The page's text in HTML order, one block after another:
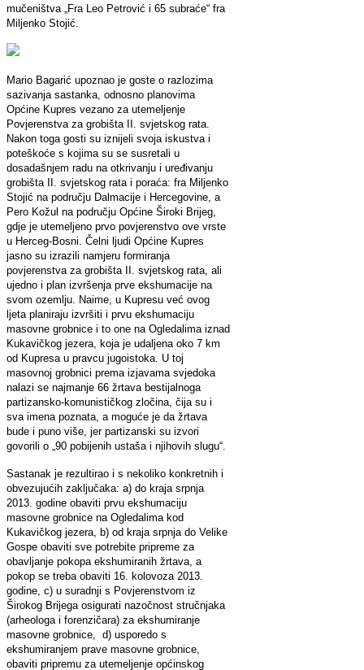
mučeništva „Fra Leo Petrović i 65 subraće“ fra
Miljenko Stojić.
Mario Bagarić upoznao je goste o razlozima
sazivanja sastanka, odnosno planovima
Općine Kupres vezano za utemeljenje
Povjerenstva za grobišta II. svjetskog rata.
Nakon toga gosti su iznijeli svoja iskustva i
poteškoće s kojima su se susretali u
dosadašnjem radu na otkrivanju i uređivanju
grobišta II. svjetskog rata i poraća: fra Miljenko
Stojić na području Dalmacije i Hercegovine, a
Pero Kožul na području Općine Široki Brijeg,
gdje je utemeljeno prvo povjerenstvo ove vrste
u Herceg-Bosni. Čelni ljudi Općine Kupres
jasno su izrazili namjeru formiranja
povjerenstva za grobišta II. svjetskog rata, ali
ujedno i plan izvršenja prve ekshumacije na
svom ozemlju. Naime, u Kupresu već ovog
ljeta planiraju izvršiti i prvu ekshumaciju
masovne grobnice i to one na Ogledalima iznad
Kukavičkog jezera, koja je udaljena oko 7 km
od Kupresa u pravcu jugoistoka. U toj
masovnoj grobnici prema izjavama svjedoka
nalazi se najmanje 66 žrtava bestijalnoga
partizansko-komunističkog zločina, čija su i
sva imena poznata, a moguće je da žrtava
bude i puno više, jer partizanski su izvori
govorili o „90 pobijenih ustaša i njihovih slugu“.
Sastanak je rezultirao i s nekoliko konkretnih i
obvezujućih zaključaka: a) do kraja srpnja
2013. godine obaviti prvu ekshumaciju
masovne grobnice na Ogledalima kod
Kukavičkog jezera, b) od kraja srpnja do Velike
Gospe obaviti sve potrebite pripreme za
obavljanje pokopa ekshumiranih žrtava, a
pokop se treba obaviti 16. kolovoza 2013.
godine, c) u suradnji s Povjerenstvom iz
Širokog Brijega osigurati nazočnost stručnjaka
(arheologa i forenzičara) za ekshumiranje
masovne grobnice, d) usporedo s
ekshumiranjem prave masovne grobnice,
obaviti pripremu za utemeljenje općinskog